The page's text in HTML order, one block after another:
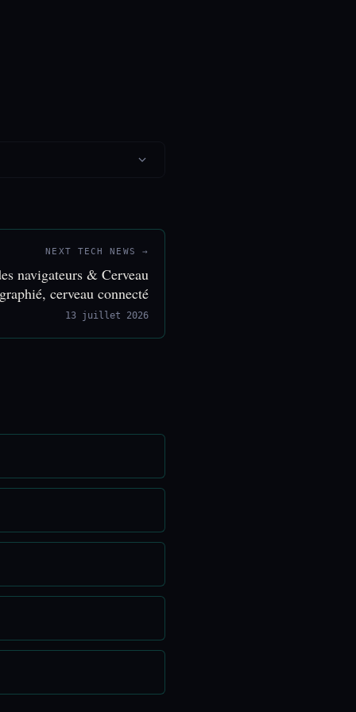
NEXT TECH NEWS →
navigateurs & Cerveau
cerveau connecté
13 juillet 2026